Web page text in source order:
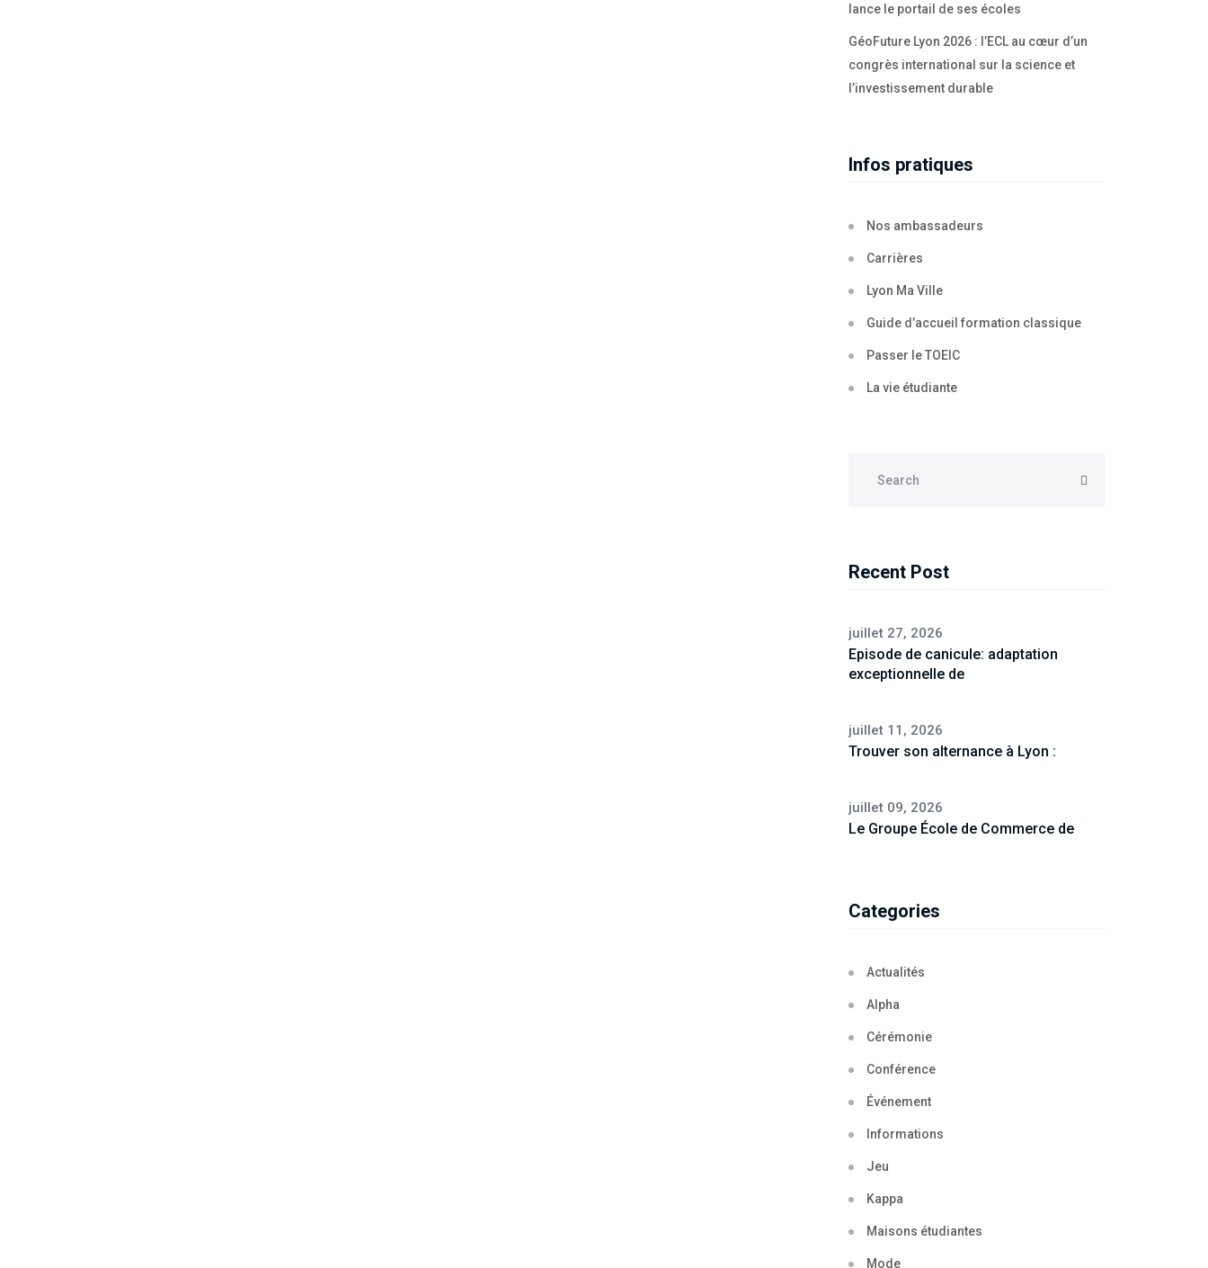
lance le portail de ses écoles
GéoFuture Lyon 2026 : l’ECL au cœur d’un
congrès international sur la science et
l’investissement durable
Infos pratiques
Nos ambassadeurs
Carrières
Lyon Ma Ville
Guide d’accueil formation classique
Passer le TOEIC
La vie étudiante
Recent Post
juillet 27, 2026
Episode de canicule: adaptation
exceptionnelle de
juillet 11, 2026
Trouver son alternance à Lyon :
juillet 09, 2026
Le Groupe École de Commerce de
Categories
Actualités
Alpha
Cérémonie
Conférence
Événement
Informations
Jeu
Kappa
Maisons étudiantes
Mode